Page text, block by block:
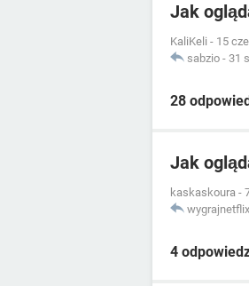
Jak
KaliKeli - 15
sabzio - 31
28
Jak
kaskaskoura -
4